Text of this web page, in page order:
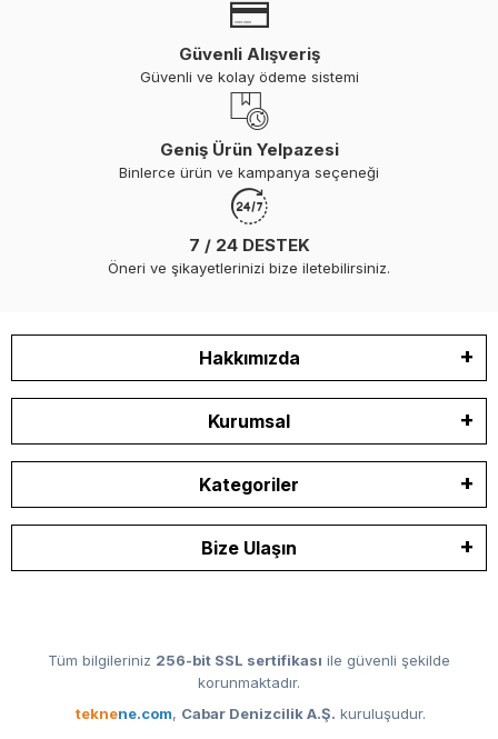
Güvenli Alışveriş
Güvenli ve kolay ödeme sistemi
Geniş Ürün Yelpazesi
Binlerce ürün ve kampanya seçeneği
7 / 24 DESTEK
Öneri ve şikayetlerinizi bize iletebilirsiniz.
Hakkımızda
Kurumsal
Kategoriler
Bize Ulaşın
Tüm bilgileriniz 256-bit SSL sertifikası ile güvenli şekilde
korunmaktadır.
teknene.com, Cabar Denizcilik A.Ş. kuruluşudur.